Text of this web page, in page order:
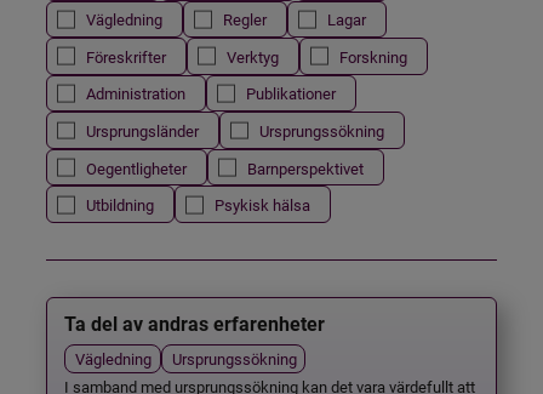
Vägledning
Regler
Lagar
Föreskrifter
Verktyg
Forskning
Administration
Publikationer
Ursprungsländer
Ursprungssökning
Oegentligheter
Barnperspektivet
Utbildning
Psykisk hälsa
Ta del av andras erfarenheter
Vägledning
Ursprungssökning
I samband med ursprungssökning kan det vara värdefullt att